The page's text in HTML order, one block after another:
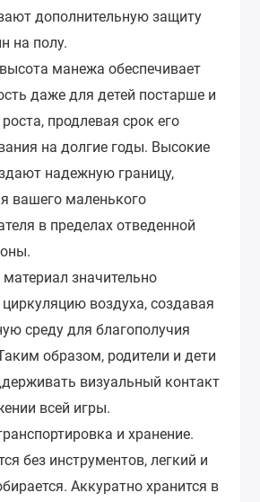
дополнительную защиту
на полу.
манежа обеспечивает
даже для детей постарше и
продлевая срок его
на долгие годы. Высокие
надежную границу,
вашего маленького
в пределах отведенной
значительно
воздуха, создавая
среду для благополучия
образом, родители и дети
визуальный контакт
всей игры.
и хранение.
без инструментов, легкий и
Аккуратно хранится в